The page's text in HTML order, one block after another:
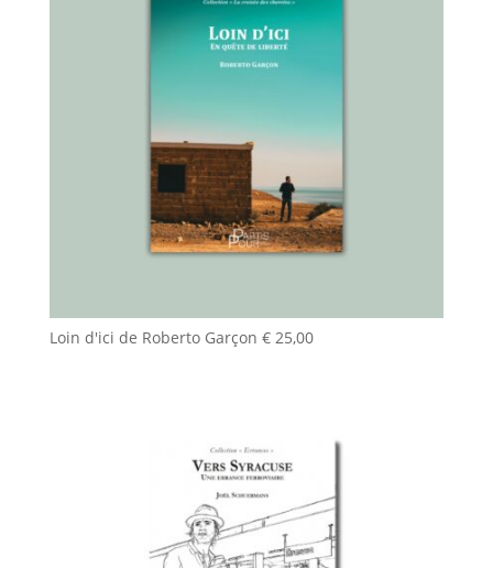
Loin d'ici de Roberto Garçon €25,00